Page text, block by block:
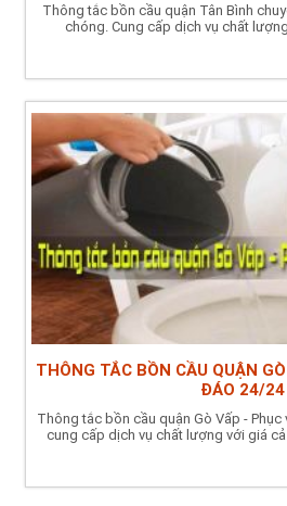
Thông tắc bồn cầu quận Tân Bình
chóng. Cung cấp dịch vụ chất
THÔNG TẮC BỒN CẦU QUẬN
ĐÁO 24/24
Thông tắc bồn cầu quận Gò Vấp - Phục
cung cấp dịch vụ chất lượng với giá